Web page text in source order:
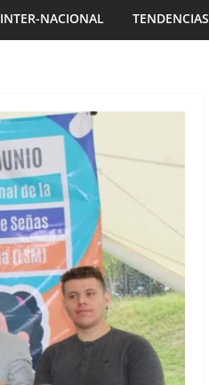
INTER-NACIONAL TENDENCIAS